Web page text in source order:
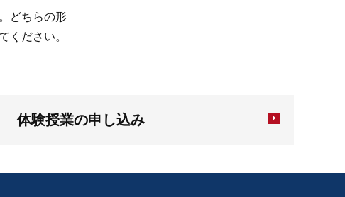
どちらの形
ください。
体験授業の申し込み